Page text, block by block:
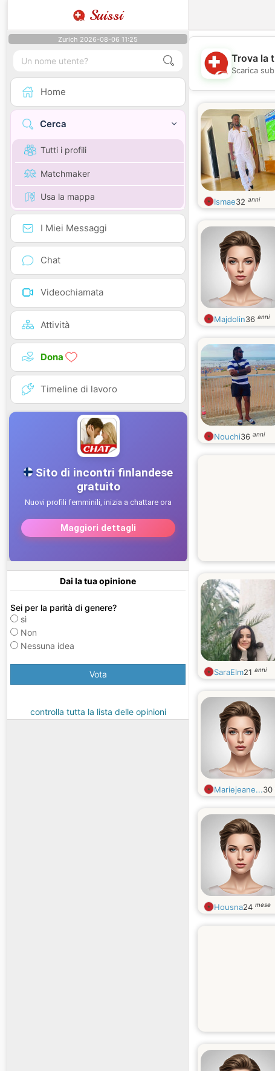
Suissi
Zurich 2026-08-06 11:25
Home
Cerca
Tutti i profili
Matchmaker
Usa la mappa
I Miei Messaggi
Chat
Videochiamata
Attività
Dona
Timeline di lavoro
Dai la tua opinione
Sei per la parità di genere?
sì
Non
Nessuna idea
Vota
controlla tutta la lista delle opinioni
Trova la
Scarica
Ismae32 anni
Majdolin36 anni
Nouchi36 anni
SaraElm21 anni
Mariejeane...30
Housna24 mese